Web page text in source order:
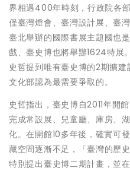
界相遇400年時刻，行政院各
僅臺灣燈會、臺灣設計展、臺
臺北舉辦的國際書展主題國也
戲、臺史博也將舉辦1624特展
史哲提到唯有臺史博的2期擴
文化部認為最需要爭取的。
史哲指出，臺史博自2011年開
完成常設展、兒童廳、庫房、
化。在開館10多年後，確實可
藏空間逐漸不足，「臺灣的歷
特別提出臺史博二期計畫，並